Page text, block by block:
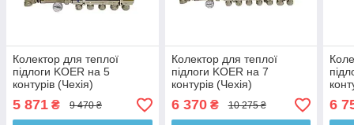
Колектор для теплої
підлоги KOER на 5
контурів (Чехія)
5 871 ₴ 9 470 ₴
Колектор для теплої
підлоги KOER на 7
контурів (Чехія)
6 370₴ 10 275 ₴ 6